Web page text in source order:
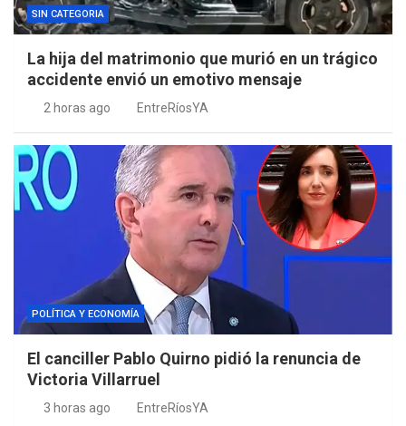
SIN CATEGORIA
La hija del matrimonio que murió en un trágico
accidente envió un emotivo mensaje
2 horas ago EntreRíosYA
POLÍTICA Y ECONOMÍA
El canciller Pablo Quirno pidió la renuncia de
Victoria Villarruel
3 horas ago EntreRíosYA